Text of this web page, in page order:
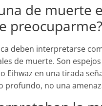
de muerte
preocuparme?
deben interpretarse
de muerte. Son
Eihwaz en una tirada
profundo, no una